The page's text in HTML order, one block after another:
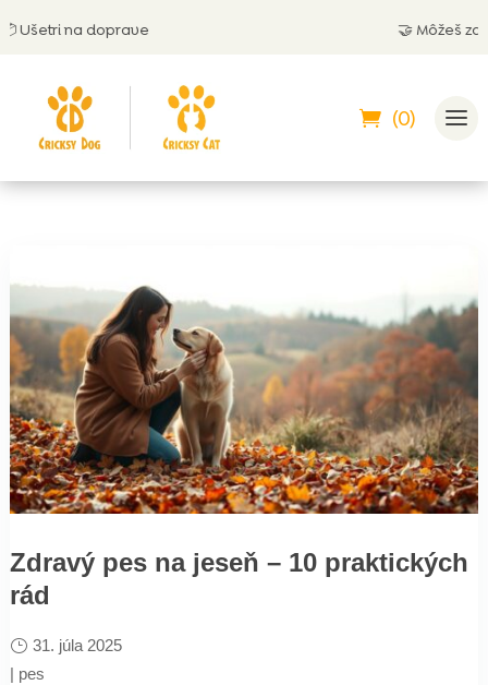
na doprave 🤝 Môžeš
(0)
Zdravý pes na jeseň – 10 praktických
rád
31. júla 2025
| pes